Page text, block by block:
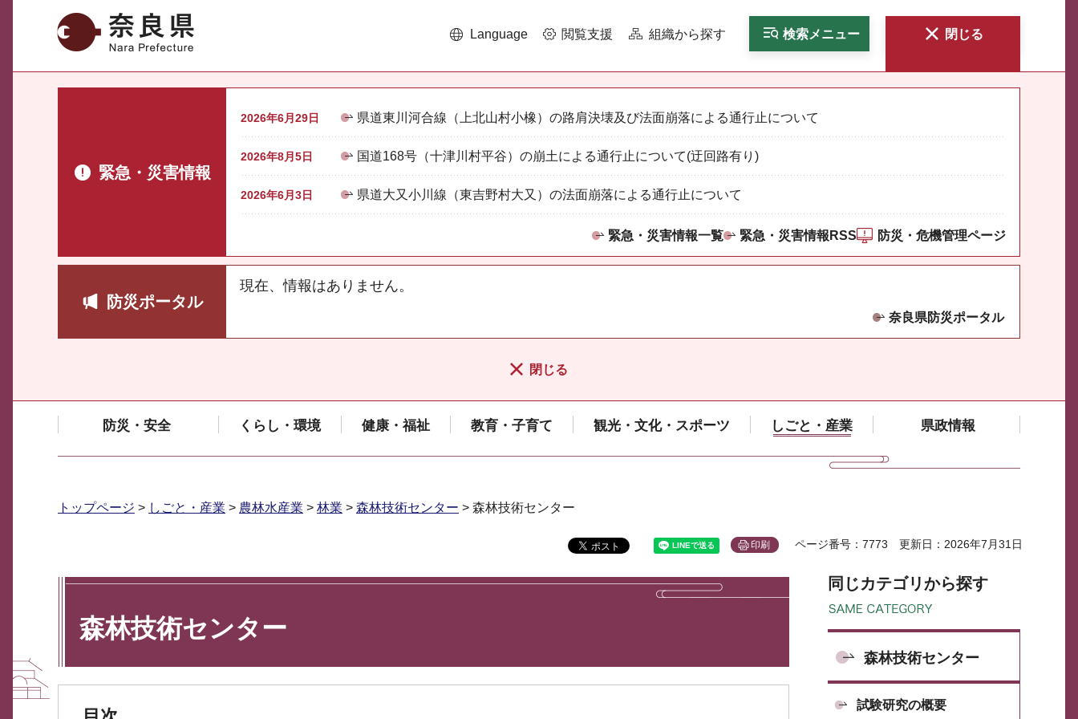
奈良県 Language 閲覧支援 組織から探す 検索メニュー 閉じる
緊急・災害情報
2026年6月29日 県道東川河合線（上北山村小橡）の路肩決壊及び法面崩落による通行止について
2026年8月5日 国道168号（十津川村平谷）の崩土による通行止について(迂回路有り)
2026年6月3日 県道大又小川線（東吉野村大又）の法面崩落による通行止について
緊急・災害情報一覧 緊急・災害情報RSS 防災・危機管理ページ
防災ポータル
現在、情報はありません。
奈良県防災ポータル
閉じる
防災・安全 くらし・環境 健康・福祉 教育・子育て 観光・文化・スポーツ しごと・産業 県政情報
トップページ > しごと・産業 > 農林水産業 > 林業 > 森林技術センター > 森林技術センター
印刷 ページ番号：7773 更新日：2026年7月31日
森林技術センター
同じカテゴリから探す
森林技術センター
試験研究の概要